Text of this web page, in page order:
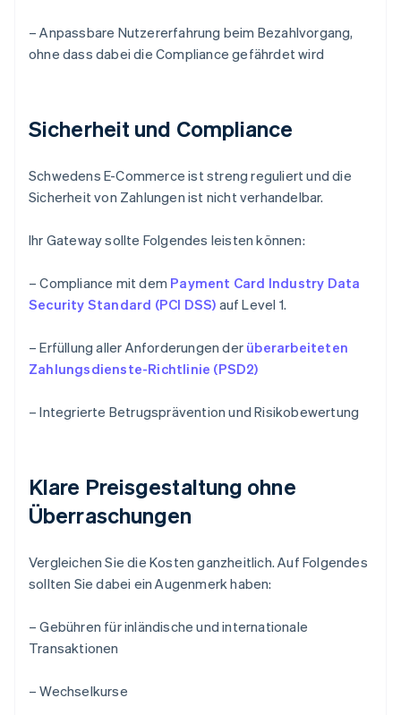
– Anpassbare Nutzererfahrung beim Bezahlvorgang,
ohne dass dabei die Compliance gefährdet wird
Sicherheit und Compliance
Schwedens E-Commerce ist streng reguliert und die
Sicherheit von Zahlungen ist nicht verhandelbar.
Ihr Gateway sollte Folgendes leisten können:
– Compliance mit dem Payment Card Industry Data
Security Standard (PCI DSS) auf Level 1.
– Erfüllung aller Anforderungen der überarbeiteten
Zahlungsdienste-Richtlinie (PSD2)
– Integrierte Betrugsprävention und Risikobewertung
Klare Preisgestaltung ohne
Überraschungen
Vergleichen Sie die Kosten ganzheitlich. Auf Folgendes
sollten Sie dabei ein Augenmerk haben:
– Gebühren für inländische und internationale
Transaktionen
– Wechselkurse